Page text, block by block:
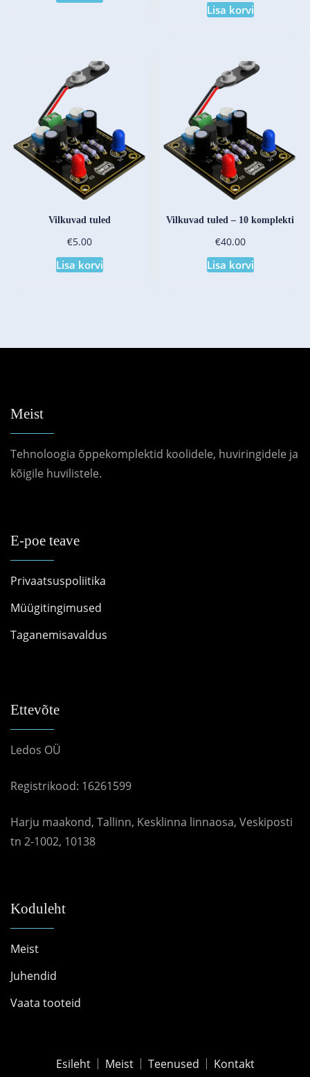
Lisa korvi
Vilkuvad tuled
€5.00
Lisa korvi
Vilkuvad tuled – 10 komplekti
€40.00
Lisa korvi
Meist
Tehnoloogia õppekomplektid koolidele, huviringidele ja
kõigile huvilistele.
E-poe teave
Privaatsuspoliitika
Müügitingimused
Taganemisavaldus
Ettevõte
Ledos OÜ
Registrikood: 16261599
Harju maakond, Tallinn, Kesklinna linnaosa, Veskiposti
tn 2-1002, 10138
Koduleht
Meist
Juhendid
Vaata tooteid
Esileht Meist Teenused Kontakt